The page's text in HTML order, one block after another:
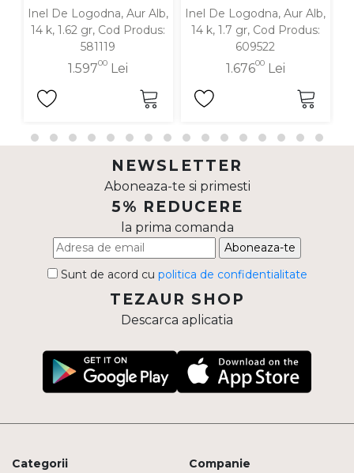
Inel De Logodna, Aur Alb,
14 k, 1.62 gr, Cod Produs:
581119
1.59700 Lei
Inel De Logodna, Aur Alb,
14 k, 1.7 gr, Cod Produs:
609522
1.67600Lei
NEWSLETTER
Aboneaza-te si primesti
5% REDUCERE
la prima comanda
Aboneaza-te
Sunt de acord cu politica de confidentialitate
TEZAUR SHOP
Descarca aplicatia
Categorii Companie